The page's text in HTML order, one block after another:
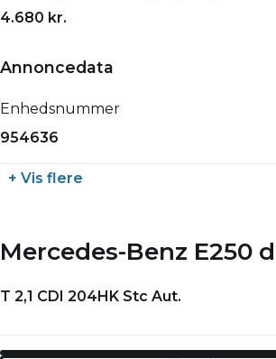
4.680 kr.
Annoncedata
Enhedsnummer
954636
+ Vis flere
Mercedes-Benz E250 d
T 2,1 CDI 204HK Stc Aut.